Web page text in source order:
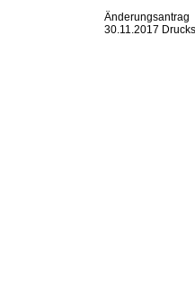
Änderungsantrag
30.11.2017